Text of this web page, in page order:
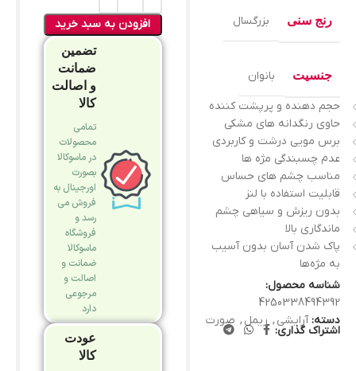
رنج سنی بزرگسال
جنسیت
بانوان
حجم دهنده و پرپشت کننده
حاوی رنگدانه های مشکی
برس مویی درشت و کاربردی
عدم چسبندگی مژه ها
مناسب چشم های حساس
قابلیت استفاده با لنز
بدون ریزش و سیاهی چشم
ماندگاری بالا
پاک شدن آسان بدون آسیب
به مژه‌ها
شناسه محصول:
4250338494392
دسته: آرایشی , ریمل , صورت
اشتراک گذاری:
افزودن به سبد خرید
تضمین
ضمانت
و اصالت
کالا
تمامی
محصولات
در ماسوکالا
بصورت
اورجینال به
فروش می
رسد و
فروشگاه
ماسوکالا
ضمانت و
اصالت و
مرجوعی
دارد
عودت
کالا